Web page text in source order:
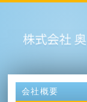
会社概要